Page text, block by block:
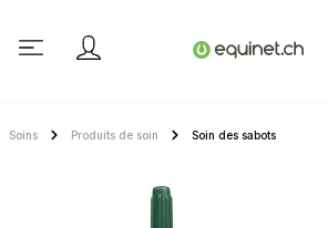
Soins Produits de soin Soin des sabots